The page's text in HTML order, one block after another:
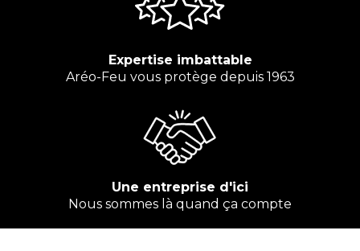
Expertise imbattable
Aréo-Feu vous protège depuis 1963
Une entreprise d'ici
Nous sommes là quand ça compte